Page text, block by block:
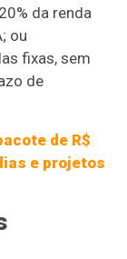
da renda
ou
fixas, sem
de
de R$
e projetos